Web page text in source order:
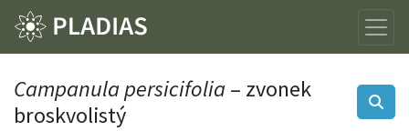
Campanula persicifolia– zvonek
broskvolistý